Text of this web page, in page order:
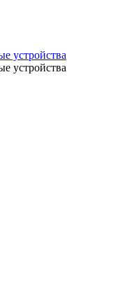
устройства
устройства